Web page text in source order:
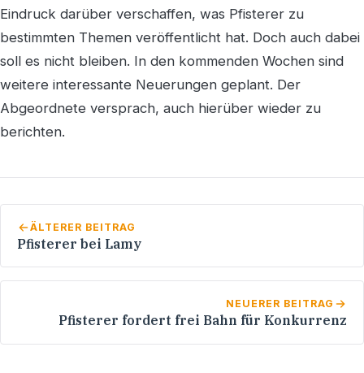
Eindruck darüber verschaffen, was Pfisterer zu
bestimmten Themen veröffentlicht hat. Doch auch dabei
soll es nicht bleiben. In den kommenden Wochen sind
weitere interessante Neuerungen geplant. Der
Abgeordnete versprach, auch hierüber wieder zu
berichten.
ÄLTERER BEITRAG
Pfisterer bei Lamy
NEUERER BEITRAG
Pfisterer fordert frei Bahn für Konkurrenz